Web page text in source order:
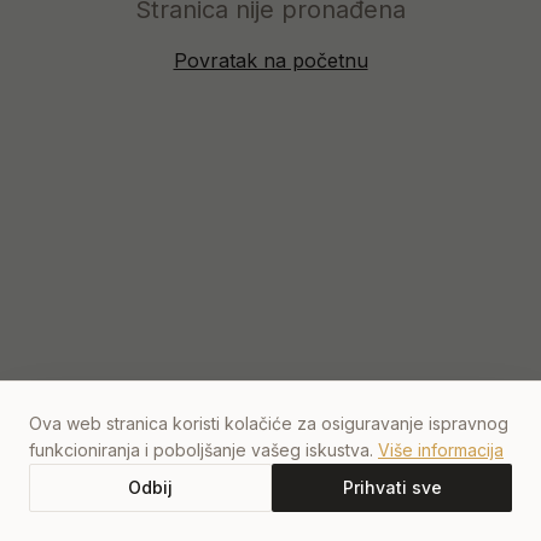
Stranica nije pronađena
Povratak na početnu
Ova web stranica koristi kolačiće za osiguravanje ispravnog
funkcioniranja i poboljšanje vašeg iskustva. Više informacija
Odbij
Prihvati sve